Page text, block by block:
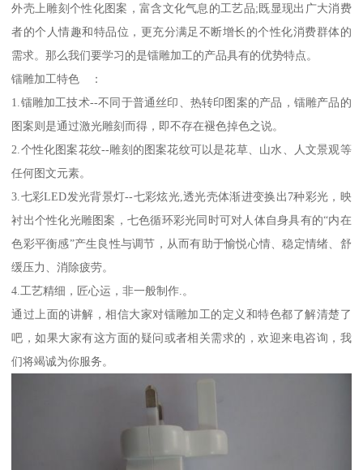
外壳上雕刻个性化图案，富含文化气息的工艺品;既显现出广大消费
者的个人情趣和特品位，更充分满足不断增长的个性化消费群体的
需求。那么我们要学习的是镭雕加工的产品具有的优势特点。
镭雕加工特色 ：
1.镭雕加工技术--不同于普通丝印、热转印图案的产品，镭雕产品的
图案则是通过激光雕刻而得，即不存在褪色掉色之说。
2.个性化图案花纹--雕刻的图案花纹可以是花草、山水、人文景观等
任何图文元素。
3.七彩LED发光背景灯--七彩炫光,透光壳体渐进变换出7种彩光，映
衬出个性化光雕图案，七色循环彩光同时可对人体自身具有的“内在
色彩平衡感”产生良性与调节，从而有助于愉悦心情、稳定情绪、舒
缓压力、消除疲劳。
4.工艺精细，匠心运，非一般制作.。
通过上面的讲解，相信大家对镭雕加工的定义和特色都了解清楚了
吧，如果大家有这方面的疑问或者相关需求的，欢迎来电咨询，我
们将竭诚为你服务。